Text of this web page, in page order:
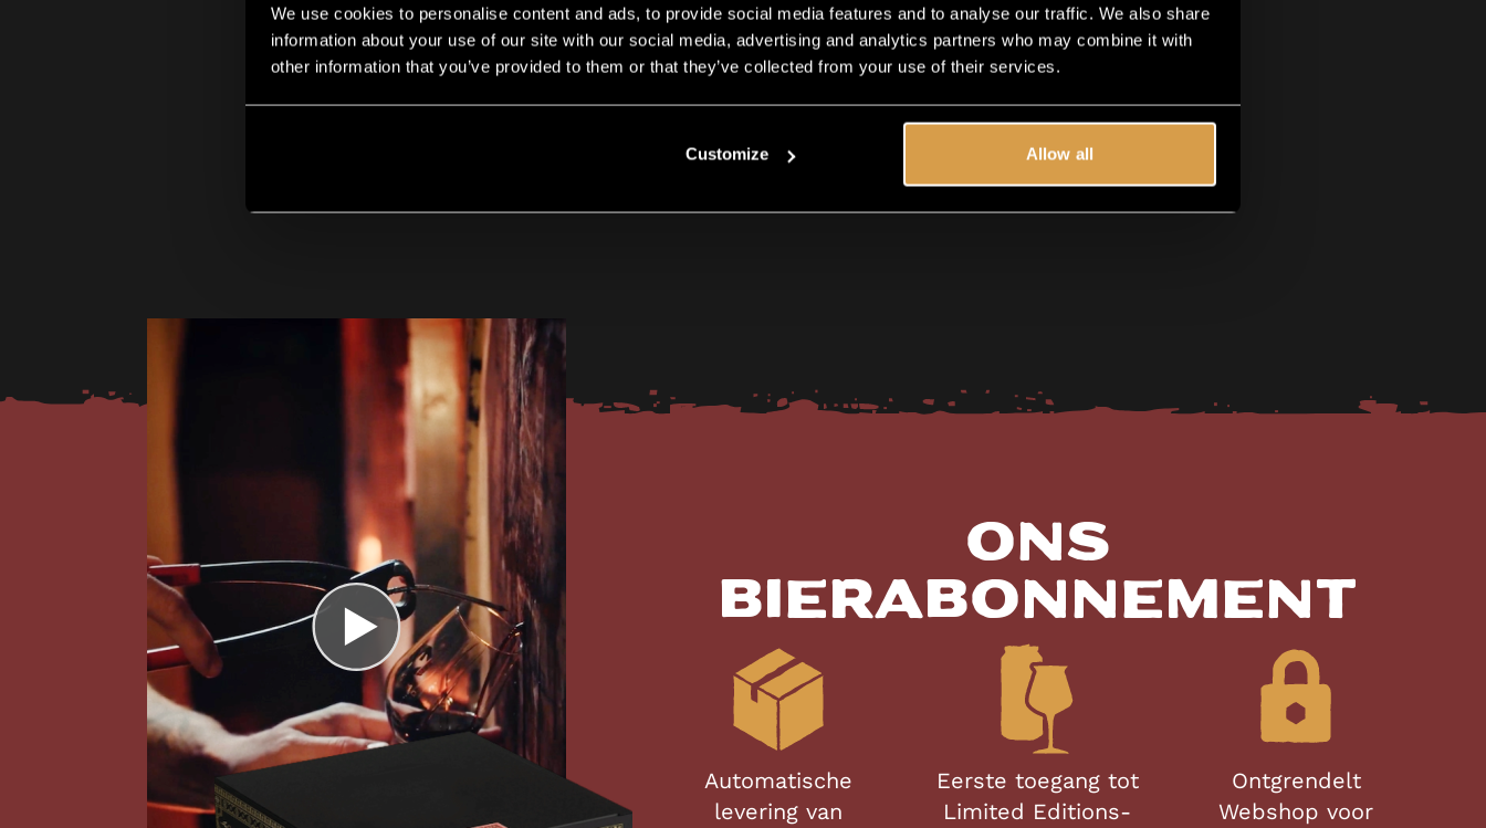
We use cookies to personalise content and ads, to provide social media features and to analyse our traffic. We also share
information about your use of our site with our social media, advertising and analytics partners who may combine it with
other information that you’ve provided to them or that they’ve collected from your use of their services.
Customize Allow all
Ons
bierabonnement
Automatische
levering van
Eerste toegang tot
Limited Editions-
Ontgrendelt
Webshop voor